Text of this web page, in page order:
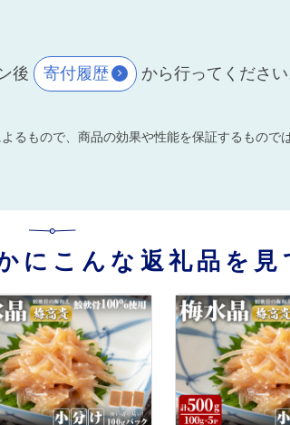
後 寄付履歴 から行ってください
るもので、商品の効果や性能を保証するもので
にこんな返礼品を見